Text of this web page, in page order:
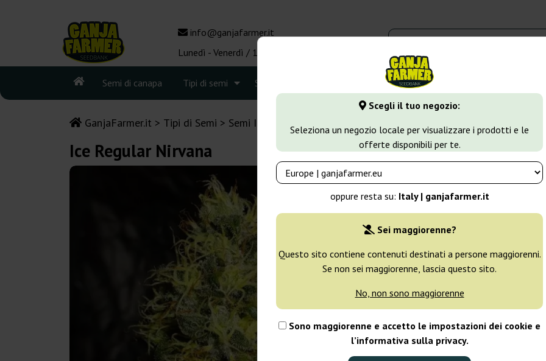
Scegli il tuo negozio:
Seleziona un negozio locale per visualizzare i prodotti e le
offerte disponibili per te.
oppure resta su: Italy | ganjafarmer.it
Sei maggiorenne?
Questo sito contiene contenuti destinati a persone maggiorenni.
Se non sei maggiorenne, lascia questo sito.
No, non sono maggiorenne
Sono maggiorenne e accetto le impostazioni dei cookie e
l’informativa sulla privacy.
info@ganjafarmer.it
Lunedì - Venerdì / 10:00 - 16:00
Semi di canapa Tipi di semi Seedbank Tipi di marijuana Altro
GanjaFarmer.it Tipi di Semi Semi Indica
Ice Regular Nirvana
Nirvana
10 semi
Spedito in 3-7
10 semi